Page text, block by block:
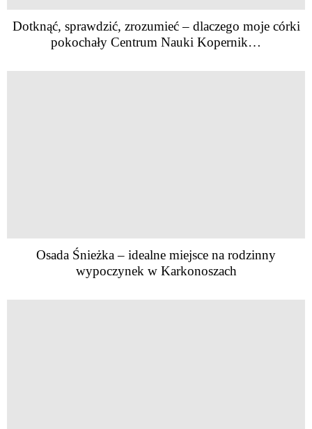
Dotknąć, sprawdzić, zrozumieć – dlaczego moje córki
pokochały Centrum Nauki Kopernik…
Osada Śnieżka – idealne miejsce na rodzinny
wypoczynek w Karkonoszach